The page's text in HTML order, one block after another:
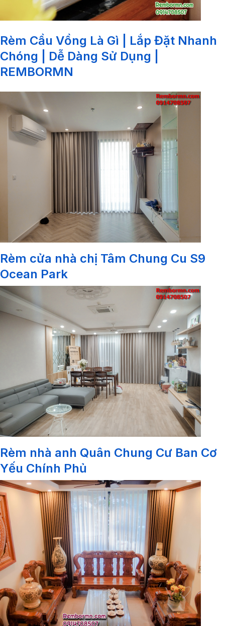
Rèm Cầu Vồng Là Gì | Lắp Đặt Nhanh
Chóng | Dễ Dàng Sử Dụng |
REMBORMN
Rèm cửa nhà chị Tâm Chung Cu S9
Ocean Park
Rèm nhà anh Quân Chung Cư Ban Cơ
Yếu Chính Phủ